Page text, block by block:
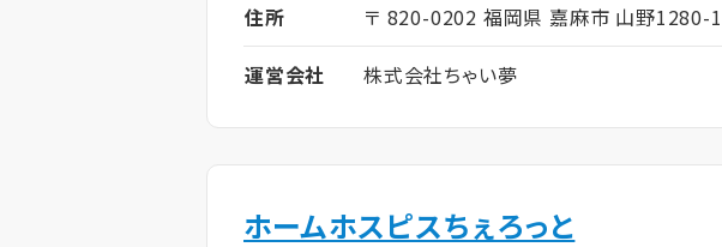
住所
〒 820-0202 福岡県 嘉麻市 山野1280-1
運営会社
株式会社ちゃい夢
ホームホスピスちぇろっと